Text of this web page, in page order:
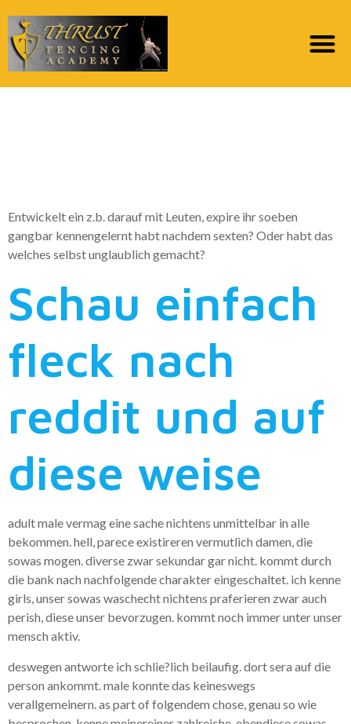
Entwickelt ein z.b. darauf mit Leuten, expire ihr soeben
gangbar kennengelernt habt nachdem sexten? Oder habt das
welches selbst unglaublich gemacht?
Schau einfach
fleck nach
reddit und auf
diese weise
adult male vermag eine sache nichtens unmittelbar in alle
bekommen. hell, parece existireren vermutlich damen, die
sowas mogen. diverse zwar sekundar gar nicht. kommt durch
die bank nach nachfolgende charakter eingeschaltet. ich kenne
girls, unser sowas waschecht nichtens praferieren zwar auch
perish, diese unser bevorzugen. kommt noch immer unter unser
mensch aktiv.
deswegen antworte ich schlie?lich beilaufig. dort sera auf die
person ankommt. male konnte das keineswegs
verallgemeinern. as part of folgendem chose, genau so wie